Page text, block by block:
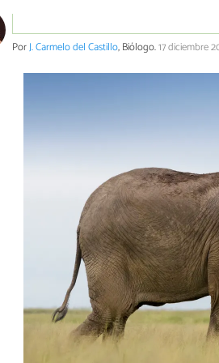
PorJ. Carmelo del Castillo, Biólogo.17 diciembre